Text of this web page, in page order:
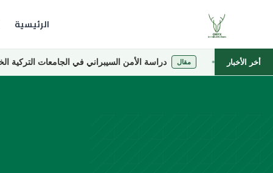
الرئيسية
أخر الأخبار
مقال دراسة الأمن السيبراني في الجامعات التركية الخاصة